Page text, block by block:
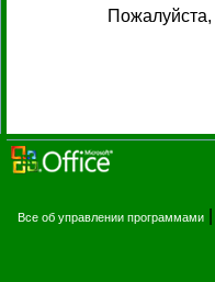
Пожалуйста,
Все об управлении программами